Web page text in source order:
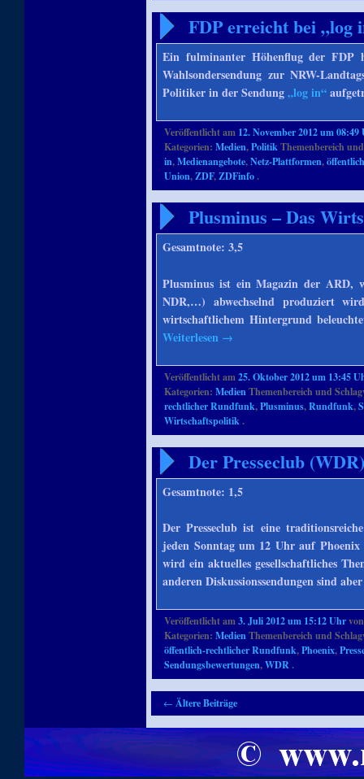
FDP erreicht bei „log
Ein fulminanter Höhenflug der FDP
Wahlsondersendung zur NRW-
Politiker in der Sendung„log in“
Veröffentlicht am 12. November 2012 um 08:49
Kategorien:Medien,PolitikThemenbereich
in,Medienangebote,Netz-Plattformen,
Union,ZDF,ZDFinfo.
Plusminus – Das
Gesamtnote: 3,5
Plusminus ist ein Magazin der ARD,
NDR,…) abwechselnd produziert
wirtschaftlichem Hintergrund
Weiterlesen →
Veröffentlicht am25. Oktober 2012 um 13:45
Kategorien:MedienThemenbereich und
rechtlicher Rundfunk,Plusminus,Rundfunk,
Wirtschaftspolitik.
Der Presseclub
Gesamtnote: 1,5
Der Presseclub ist eine
jeden Sonntag um 12 Uhr auf
wird ein aktuelles gesellschaftliches
anderen Diskussionssendungen sind
Veröffentlicht am3. Juli 2012 um 15:12 Uhr
Kategorien:MedienThemenbereich und
öffentlich-rechtlicher Rundfunk,Phoenix,
Sendungsbewertungen,WDR.
Artikelnavigation
← Ältere Beiträge